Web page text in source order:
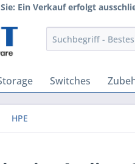
Ein Verkauf erfolgt
Switches
HPE